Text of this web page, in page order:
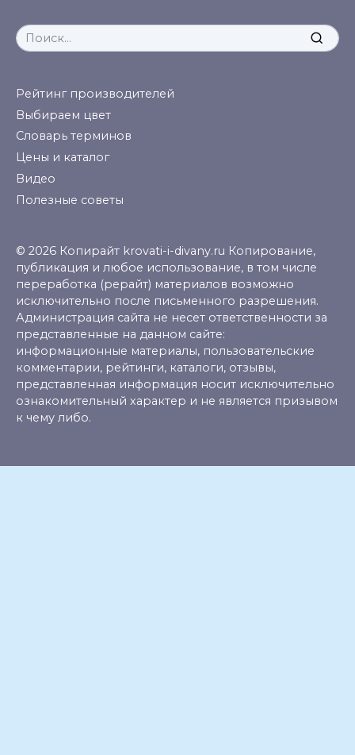
Search
for:
Рейтинг производителей
Выбираем цвет
Словарь терминов
Цены и каталог
Видео
Полезные советы
© 2026 Копирайт krovati-i-divany.ru Копирование,
публикация и любое использование, в том числе
переработка (рерайт) материалов возможно
исключительно после письменного разрешения.
Администрация сайта не несет ответственности за
представленные на данном сайте:
информационные материалы, пользовательские
комментарии, рейтинги, каталоги, отзывы,
представленная информация носит исключительно
ознакомительный характер и не является призывом
к чему либо.